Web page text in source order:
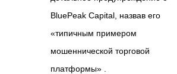
BluePeak Capital, назвав его
«типичным примером
мошеннической торговой
платформы» .